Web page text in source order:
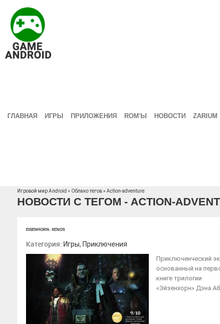
ГЛАВНАЯ ИГРЫ ПРИЛОЖЕНИЯ ROM'Ы НОВОСТИ ZARIUM
Игровой мир Android » Облако тегов» Action-adventure
НОВОСТИ С ТЕГОМ - ACTION-
EISENHORN: XENOS
Категория: Игры, Приключения
Приключенческий
основанный на
книге трилогии
«Эйзенхорн» Дэна